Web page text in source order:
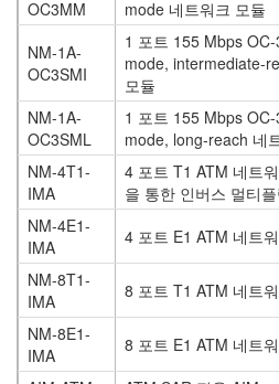
OC3MM
mode 네트워크 모듈
NM-1A-
OC3SMI
1 포트 155 Mbps
mode, intermediate-
모듈
NM-1A-
OC3SML
1 포트 155 Mbps
mode, long-reach 네
NM-4T1-
IMA
4 포트 T1 ATM 네트
을 통한 인버스 멀티
NM-4E1-
IMA
4 포트 E1 ATM 네트
NM-8T1-
IMA
8 포트 T1 ATM 네트
NM-8E1-
IMA
8 포트 E1 ATM 네트